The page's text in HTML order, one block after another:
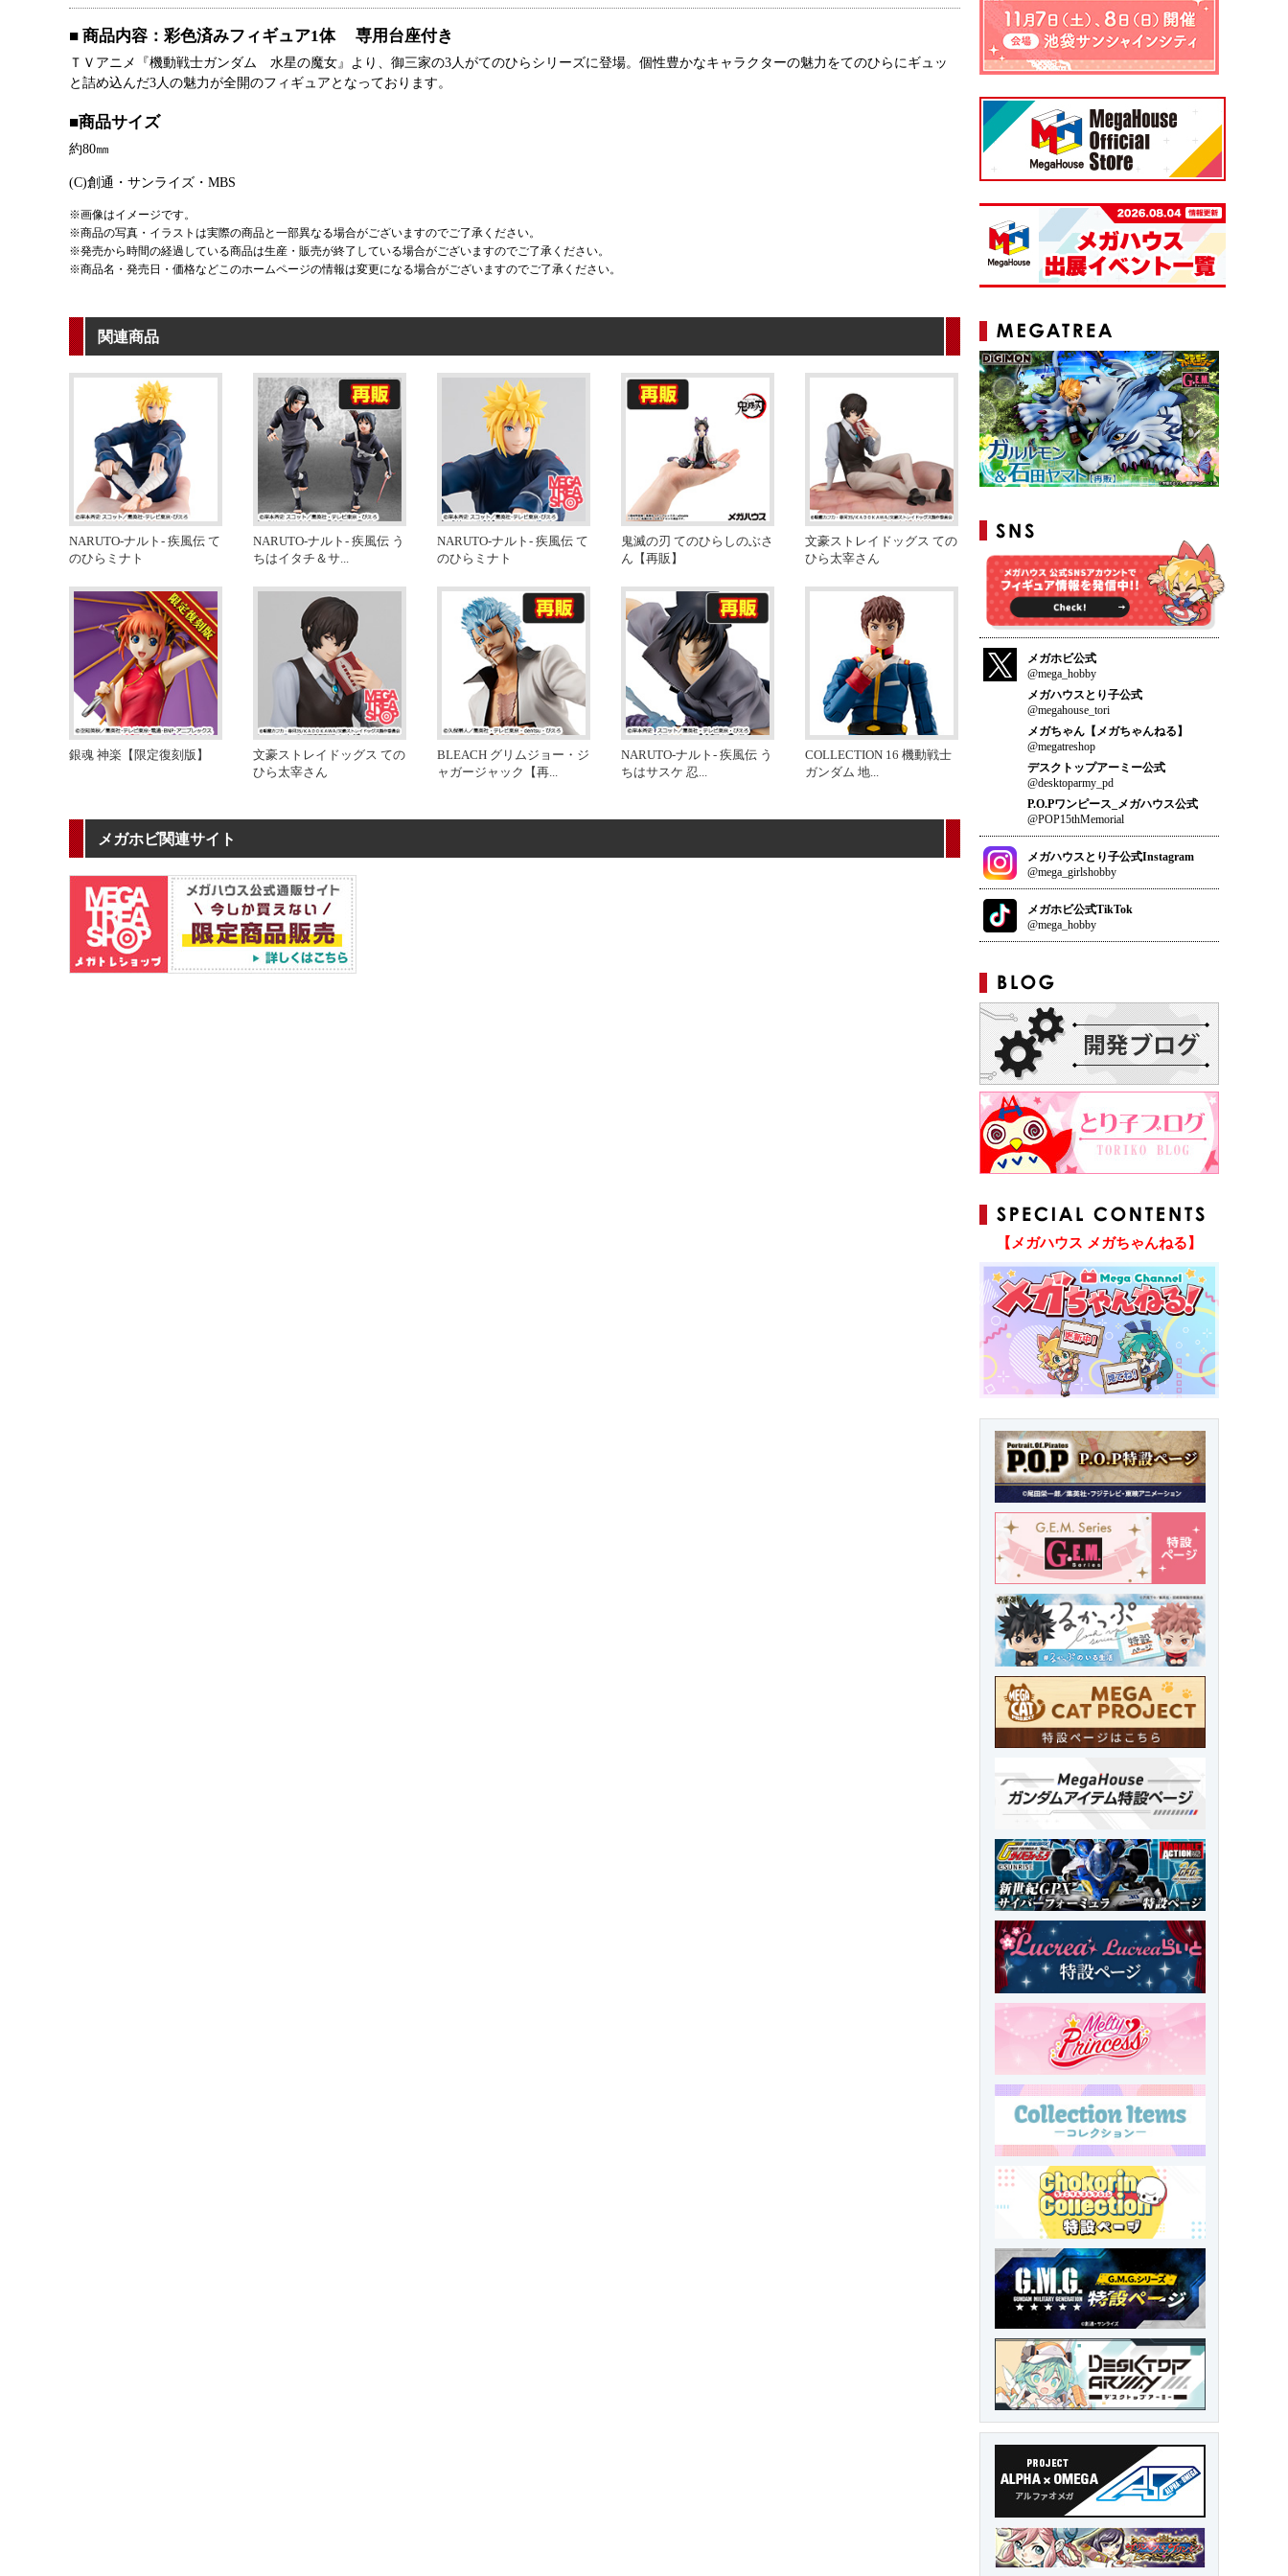
■ 商品内容：彩色済みフィギュア1体 専用台座付き
ＴＶアニメ『機動戦士ガンダム 水星の魔女』より、御三家の3人がてのひらシリーズに登場。個性豊かなキャラクターの魅力をてのひらにギュッ
と詰め込んだ3人の魅力が全開のフィギュアとなっております。
■商品サイズ
約80㎜
(C)創通・サンライズ・MBS
※画像はイメージです。
※商品の写真・イラストは実際の商品と一部異なる場合がございますのでご了承ください。
※発売から時間の経過している商品は生産・販売が終了している場合がございますのでご了承ください。
※商品名・発売日・価格などこのホームページの情報は変更になる場合がございますのでご了承ください。
関連商品
NARUTO-ナルト- 疾風伝 て
のひらミナト
NARUTO-ナルト- 疾風伝 う
ちはイタチ＆サ...
NARUTO-ナルト- 疾風伝 て
のひらミナト
鬼滅の刃 てのひらしのぶさ
ん【再販】
文豪ストレイドッグス ての
ひら太宰さん
銀魂 神楽【限定復刻版】
文豪ストレイドッグス ての
ひら太宰さん
BLEACH グリムジョー・ジ
ャガージャック【再...
NARUTO-ナルト- 疾風伝 う
ちはサスケ 忍...
COLLECTION 16 機動戦士
ガンダム 地...
メガホビ関連サイト
メガホビ公式
@mega_hobby
メガハウスとり子公式
@megahouse_tori
メガちゃん【メガちゃんねる】
@megatreshop
デスクトップアーミー公式
@desktoparmy_pd
P.O.Pワンピース_メガハウス公式
@POP15thMemorial
メガハウスとり子公式Instagram
@mega_girlshobby
メガホビ公式TikTok
@mega_hobby
【メガハウス メガちゃんねる】